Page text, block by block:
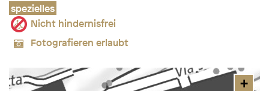
spezielles
Nicht hindernisfrei
Fotografieren erlaubt
+